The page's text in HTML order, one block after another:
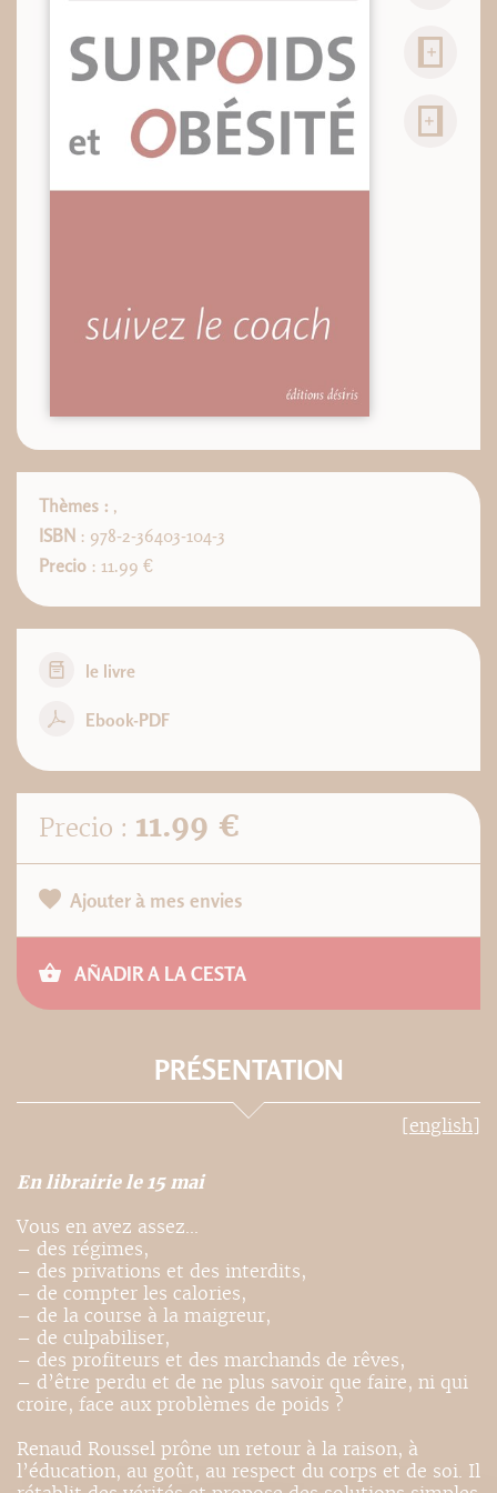
Thèmes : ,
ISBN : 978-2-36403-104-3
Precio : 11.99 €
le livre
Ebook-PDF
Precio : 11.99 €
Ajouter à mes envies
AÑADIR A LA CESTA
PRÉSENTATION
[english]
En librairie le 15 mai
Vous en avez assez...
– des régimes,
– des privations et des interdits,
– de compter les calories,
– de la course à la maigreur,
– de culpabiliser,
– des profiteurs et des marchands de rêves,
– d’être perdu et de ne plus savoir que faire, ni qui
croire, face aux problèmes de poids ?
Renaud Roussel prône un retour à la raison, à
l’éducation, au goût, au respect du corps et de soi. Il